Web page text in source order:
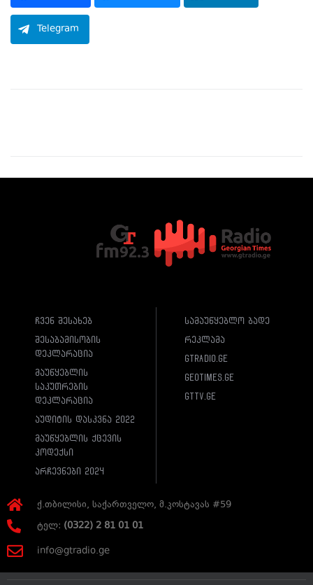
Telegram
ჩვენ შესახებ
შესაბამისობის
დეკლარაცია
მაუწყებლის
საკუთრების
დეკლარაცია
აუდიტის დასკვნა 2022
მაუწყებლის ქცევის
კოდექსი
არჩევნები 2024
სამაუწყებლო ბადე
რეკლამა
gtradio.ge
geotimes.ge
gttv.ge
ქ.თბილისი, საქართველო, მ.კოსტავას #59
ტელ: (0322) 2 81 01 01
info@gtradio.ge